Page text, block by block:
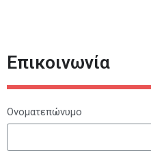
Επικοινωνία
Ονοματεπώνυμο